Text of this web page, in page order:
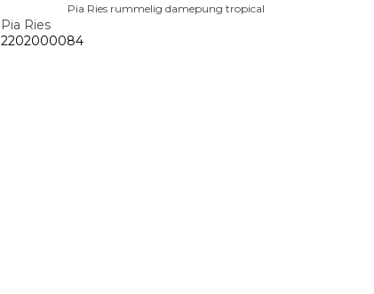
Pia Ries rummelig damepung tropical
Pia Ries
2202000084